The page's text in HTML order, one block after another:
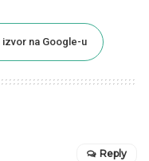
na Google-u
Reply